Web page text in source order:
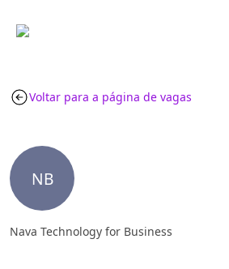
Voltar para a página de vagas
NB
Nava Technology for Business